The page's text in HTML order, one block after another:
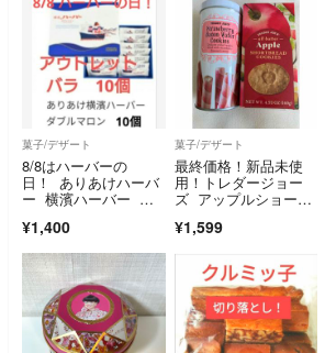
菓子/デザート
8/8はハーバーの
日！ ありあけハーバ
ー 横濱ハーバー ダ
ット バラ10個 焼き
菓子 おやつ お土産
¥1,400
菓子/デザート
最終価格！新品未使
用！トレダージョー
ズ アップルショート
トロベリーバトン 2
¥1,599